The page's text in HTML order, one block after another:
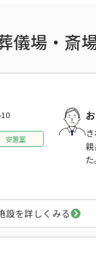
儀場・斎
安置室
設を詳しくみる